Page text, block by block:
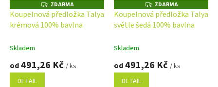
Z
D
A
R
ZDARMA
Koupelnová předložka Talya
krémová 100% bavlna
Skladem
od491,26 Kč / ks
DETAIL
Z
D
A
R
ZDARMA
Koupelnová předložka Talya
světle šedá 100% bavlna
Skladem
od491,26 Kč / ks
DETAIL